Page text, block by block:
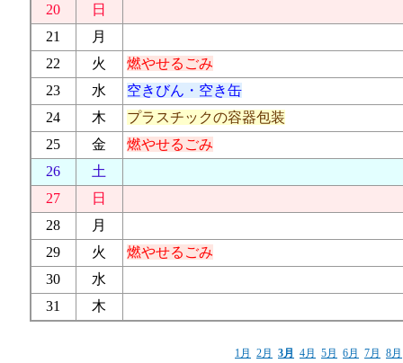
20
日
21
月
22
火
燃やせるごみ
23
水
空きびん・空き缶
24
木
プラスチックの容器包装
25
金
燃やせるごみ
26
土
27
日
28
月
29
火
燃やせるごみ
30
水
31
木
1月 2月 3月 4月 5月 6月 7月 8月